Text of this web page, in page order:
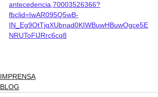
antecedencia,70003526366?
fbclid=IwAR095Q5wB-
IN_Eg9OtTjqXUbnad0KIWBuwHBuwOgce5E
NRUToFlJRrc6cq8
IMPRENSA
BLOG